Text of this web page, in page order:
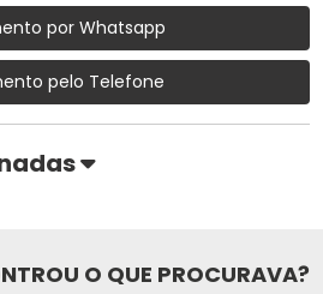
por Whatsapp
pelo Telefone
O QUE PROCURAVA?